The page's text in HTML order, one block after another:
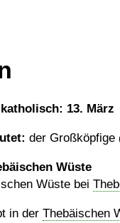
13. März
der Großköpfige
Wüste
Wüste bei
in der Thebäischen